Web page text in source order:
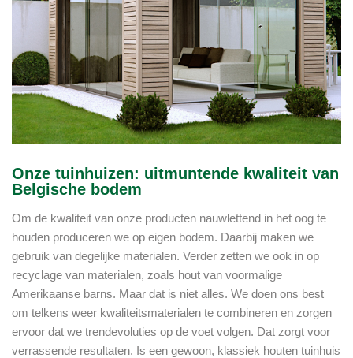
Onze tuinhuizen: uitmuntende kwaliteit van
Belgische bodem
Om de kwaliteit van onze producten nauwlettend in het oog te
houden produceren we op eigen bodem. Daarbij maken we
gebruik van degelijke materialen. Verder zetten we ook in op
recyclage van materialen, zoals hout van voormalige
Amerikaanse barns. Maar dat is niet alles. We doen ons best
om telkens weer kwaliteitsmaterialen te combineren en zorgen
ervoor dat we trendevoluties op de voet volgen. Dat zorgt voor
verrassende resultaten. Is een gewoon, klassiek houten tuinhuis